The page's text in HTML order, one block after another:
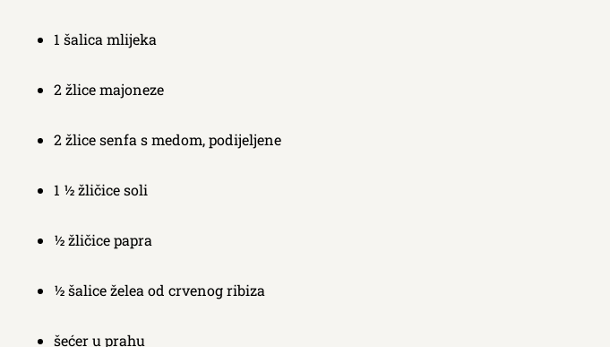
1 šalica mlijeka
2 žlice majoneze
2 žlice senfa s medom, podijeljene
1 ½ žličice soli
½ žličice papra
½ šalice želea od crvenog ribiza
šećer u prahu